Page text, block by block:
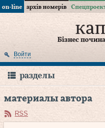
on-line архів номерів
Бізнес
Войти
разделы
материалы автора
RSS